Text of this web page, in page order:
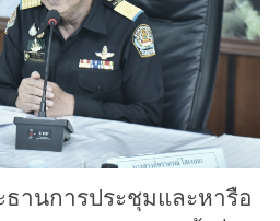
ธานการประชุมและหารือ